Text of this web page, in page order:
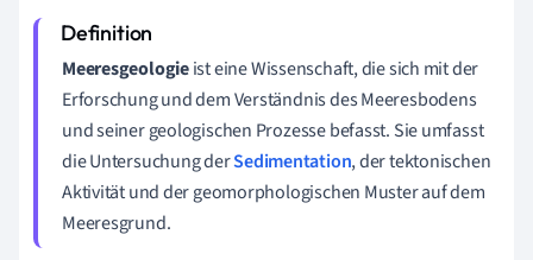
Meeresgeologieist eine Wissenschaft, die sich mit der
Erforschung und dem Verständnis des Meeresbodens
und seiner geologischen Prozesse befasst. Sie umfasst
die Untersuchung derSedimentation, der tektonischen
Aktivität und der geomorphologischen Muster auf dem
Meeresgrund.